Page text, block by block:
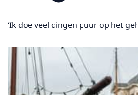
‘Ik doe veel dingen puur op het